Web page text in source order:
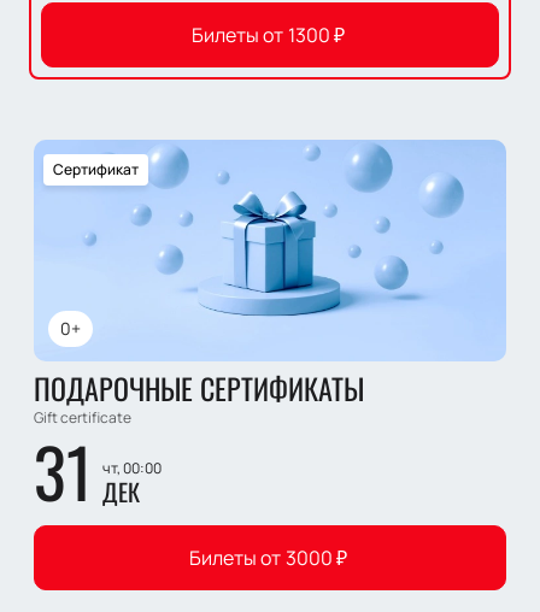
Билеты от 1300₽
0+
Сертификат
ПОДАРОЧНЫЕ СЕРТИФИКАТЫ
Gift certificate
31 чт, 00:00
ДЕК
Билеты от 3000₽